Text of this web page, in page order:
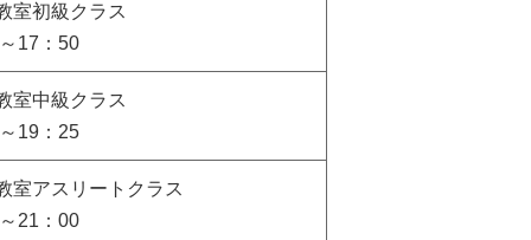
室初級クラス
17：50
室中級クラス
19：25
室アスリートクラス
21：00